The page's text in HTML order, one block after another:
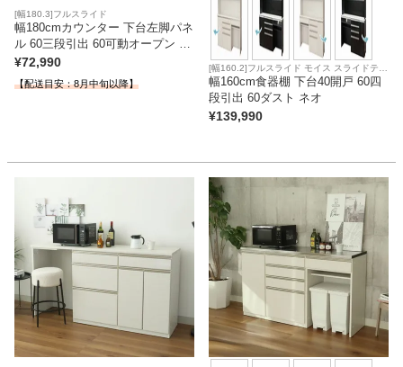
[幅180.3]フルスライド
幅180cmカウンター 下台左脚パネ
ル 60三段引出 60可動オープン ネ
オ
¥72,990
【配送目安：8月中旬以降】
[幅160.2]フルスライド モイス スライドテー
ブル 上下分割搬入可
幅160cm食器棚 下台40開戸 60四
段引出 60ダスト ネオ
¥139,990